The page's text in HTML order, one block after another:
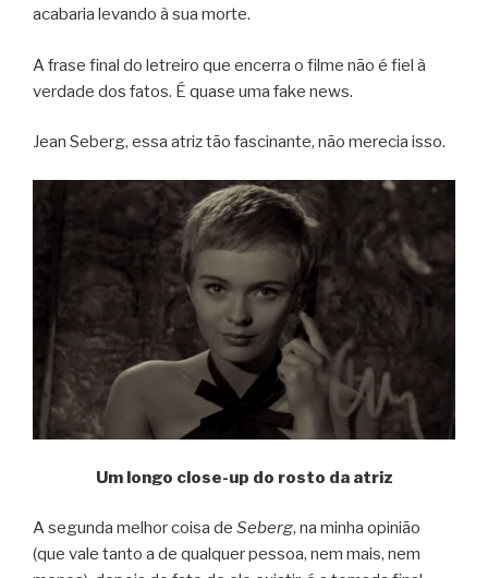
acabaria levando à sua morte.
A frase final do letreiro que encerra o filme não é fiel à
verdade dos fatos. É quase uma fake news.
Jean Seberg, essa atriz tão fascinante, não merecia isso.
Um longo close-up do rosto da atriz
A segunda melhor coisa de Seberg, na minha opinião
(que vale tanto a de qualquer pessoa, nem mais, nem